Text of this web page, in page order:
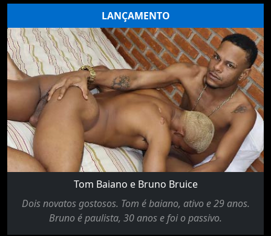
LANÇAMENTO
Tom Baiano e Bruno Bruice
Dois novatos gostosos. Tom é baiano, ativo e 29 anos.
Bruno é paulista, 30 anos e foi o passivo.